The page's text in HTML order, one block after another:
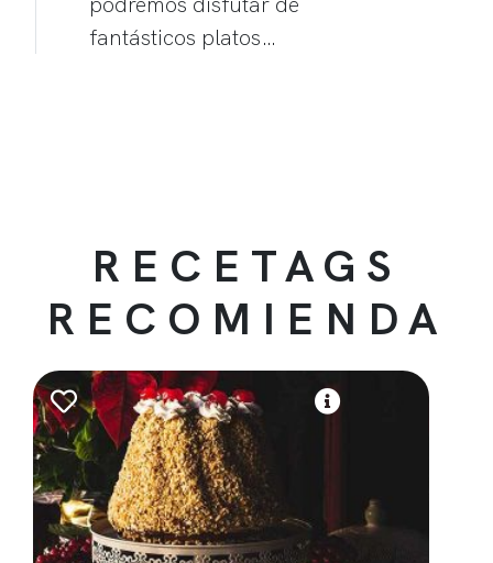
fantásticos platos…
RECETAGS
RECOMIENDA